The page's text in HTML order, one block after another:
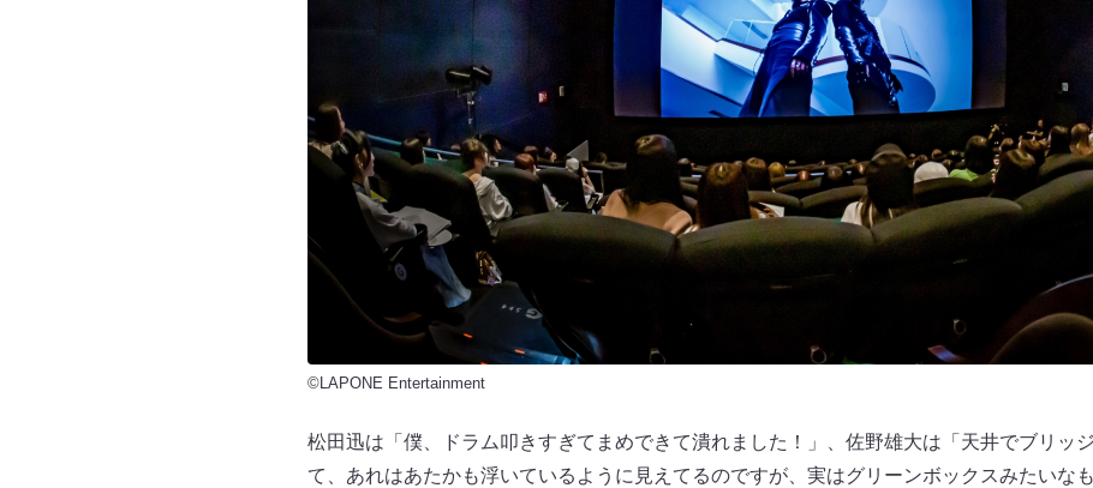
©LAPONE Entertainment
松田迅は「僕、ドラム叩きすぎてまめできて潰れました！」、佐野雄大は「天井でブリッ
て、あれはあたかも浮いているように見えてるのですが、実はグリーンボックスみたいな